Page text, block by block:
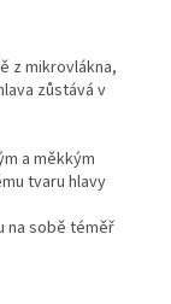
z mikrovlákna,
zůstává v
a měkkým
tvaru hlavy
na sobě téměř